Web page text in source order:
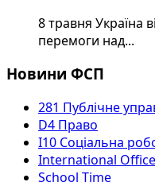
8 травня Україна
перемоги над...
Новини ФСП
281 Публічне
D4 Право
I10 Соціальна
International Office
School Time